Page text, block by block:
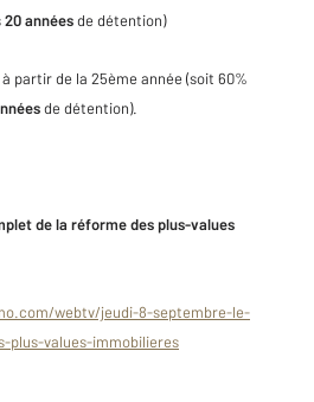
20 annéesde détention)
partir de la 25ème année (soit 60%
de détention).
de la réforme des plus-values
webtv/jeudi-8-septembre-le-
plus-values-immobilieres